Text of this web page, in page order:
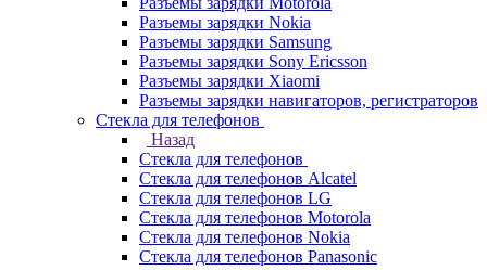
Разъемы зарядки Nokia
Разъемы зарядки Samsung
Разъемы зарядки Sony Ericsson
Разъемы зарядки Xiaomi
Разъемы зарядки навигаторов, регистраторов
Стекла для телефонов
Назад
Стекла для телефонов
Стекла для телефонов Alcatel
Стекла для телефонов LG
Стекла для телефонов Motorola
Стекла для телефонов Nokia
Стекла для телефонов Panasonic